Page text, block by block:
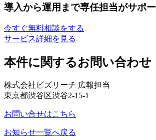
導入から運用まで専任担当がサポ
今すぐ無料相談をする
サービス詳細を見る
本件に関するお問い合わせ
株式会社ビズリーチ 広報担当
東京都渋谷区渋谷2-15-1
お問い合せはこちら
お知らせ一覧へ戻る